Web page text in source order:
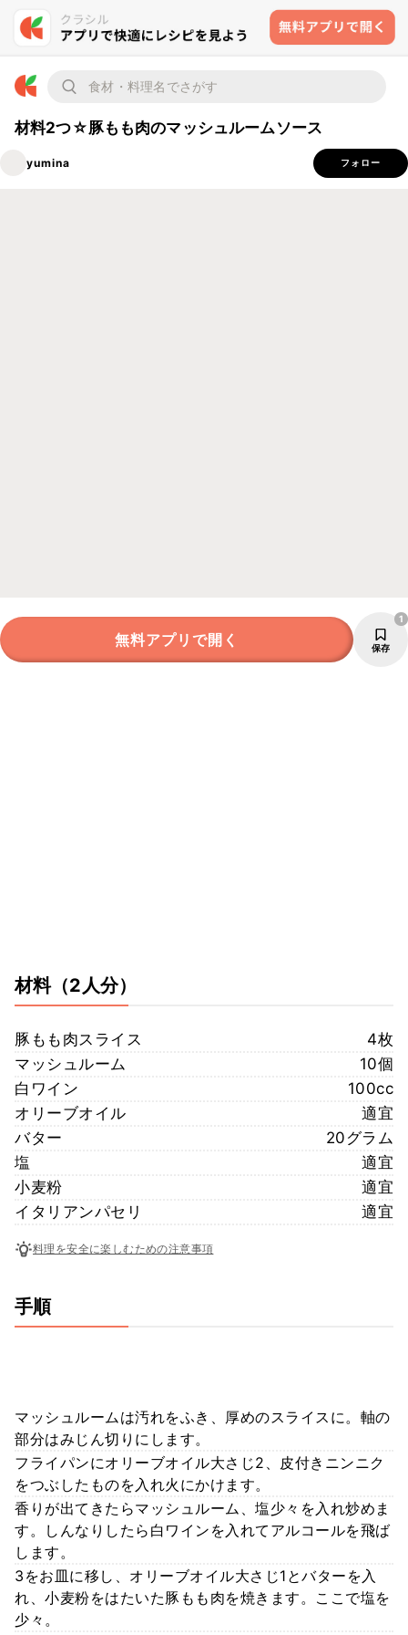
材料2つ☆豚もも肉のマッシュルームソース
yumina フォロー
無料アプリで開く 保存
1
材料（2人分）
豚もも肉スライス
4枚
マッシュルーム
10個
白ワイン
100cc
オリーブオイル
適宜
バター
20グラム
塩
適宜
小麦粉
適宜
イタリアンパセリ
適宜
料理を安全に楽しむための注意事項
手順
マッシュルームは汚れをふき、厚めのスライスに。軸の
部分はみじん切りにします。
フライパンにオリーブオイル大さじ2、皮付きニンニク
をつぶしたものを入れ火にかけます。
香りが出てきたらマッシュルーム、塩少々を入れ炒めま
す。しんなりしたら白ワインを入れてアルコールを飛ば
します。
3をお皿に移し、オリーブオイル大さじ1とバターを入
れ、小麦粉をはたいた豚もも肉を焼きます。ここで塩を
少々。